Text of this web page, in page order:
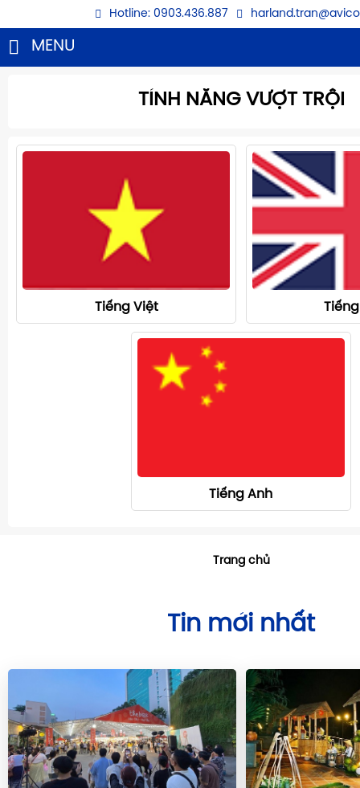
Hotline: 0903.436.887
MENU
TÍNH NĂNG VƯỢT TRỘI
Tiếng Việt
Tiếng Anh
Trang chủ
Tin mới nhất